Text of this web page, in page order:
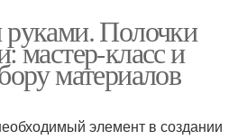
Полочки
мастер-класс и
материалов
элемент в создании